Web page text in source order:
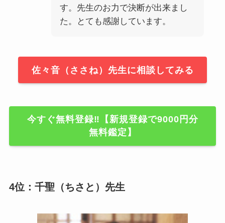
す。先生のお力で決断が出来まし
た。とても感謝しています。
佐々音（ささね）先生に相談してみる
今すぐ無料登録‼【新規登録で9000円分
無料鑑定】
4位：千聖（ちさと）先生